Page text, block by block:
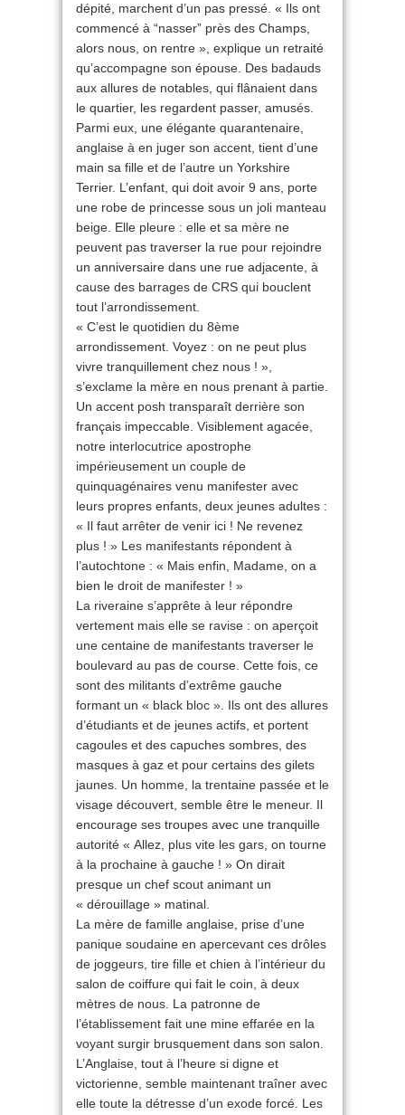
dépité, marchent d’un pas pressé. « Ils ont
commencé à “nasser” près des Champs,
alors nous, on rentre », explique un retraité
qu’accompagne son épouse. Des badauds
aux allures de notables, qui flânaient dans
le quartier, les regardent passer, amusés.
Parmi eux, une élégante quarantenaire,
anglaise à en juger son accent, tient d’une
main sa fille et de l’autre un Yorkshire
Terrier. L’enfant, qui doit avoir 9 ans, porte
une robe de princesse sous un joli manteau
beige. Elle pleure : elle et sa mère ne
peuvent pas traverser la rue pour rejoindre
un anniversaire dans une rue adjacente, à
cause des barrages de CRS qui bouclent
tout l’arrondissement.
« C’est le quotidien du 8ème
arrondissement. Voyez : on ne peut plus
vivre tranquillement chez nous ! »,
s’exclame la mère en nous prenant à partie.
Un accent posh transparaît derrière son
français impeccable. Visiblement agacée,
notre interlocutrice apostrophe
impérieusement un couple de
quinquagénaires venu manifester avec
leurs propres enfants, deux jeunes adultes :
« Il faut arrêter de venir ici ! Ne revenez
plus ! » Les manifestants répondent à
l’autochtone : « Mais enfin, Madame, on a
bien le droit de manifester ! »
La riveraine s’apprête à leur répondre
vertement mais elle se ravise : on aperçoit
une centaine de manifestants traverser le
boulevard au pas de course. Cette fois, ce
sont des militants d’extrême gauche
formant un « black bloc ». Ils ont des allures
d’étudiants et de jeunes actifs, et portent
cagoules et des capuches sombres, des
masques à gaz et pour certains des gilets
jaunes. Un homme, la trentaine passée et le
visage découvert, semble être le meneur. Il
encourage ses troupes avec une tranquille
autorité « Allez, plus vite les gars, on tourne
à la prochaine à gauche ! » On dirait
presque un chef scout animant un
« dérouillage » matinal.
La mère de famille anglaise, prise d’une
panique soudaine en apercevant ces drôles
de joggeurs, tire fille et chien à l’intérieur du
salon de coiffure qui fait le coin, à deux
mètres de nous. La patronne de
l’établissement fait une mine effarée en la
voyant surgir brusquement dans son salon.
L’Anglaise, tout à l’heure si digne et
victorienne, semble maintenant traîner avec
elle toute la détresse d’un exode forcé. Les